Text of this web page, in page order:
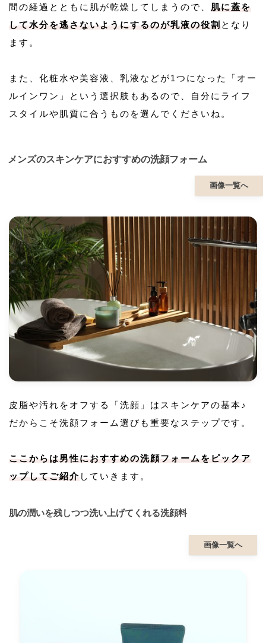
間の経過とともに肌が乾燥してしまうので、 肌に蓋を
して水分を逃さないようにするのが乳液の役割 となり
ます。
また、化粧水や美容液、乳液などが1つになった「オー
ルインワン」という選択肢もあるので、自分にライフ
スタイルや肌質に合うものを選んでくださいね。
メンズのスキンケアにおすすめの洗顔フォーム
画像一覧へ
皮脂や汚れをオフする「洗顔」はスキンケアの基本♪
だからこそ洗顔フォーム選びも重要なステップです。
ここからは男性におすすめの洗顔フォームをピックア
ップしてご紹介 していきます。
肌の潤いを残しつつ洗い上げてくれる洗顔料
画像一覧へ